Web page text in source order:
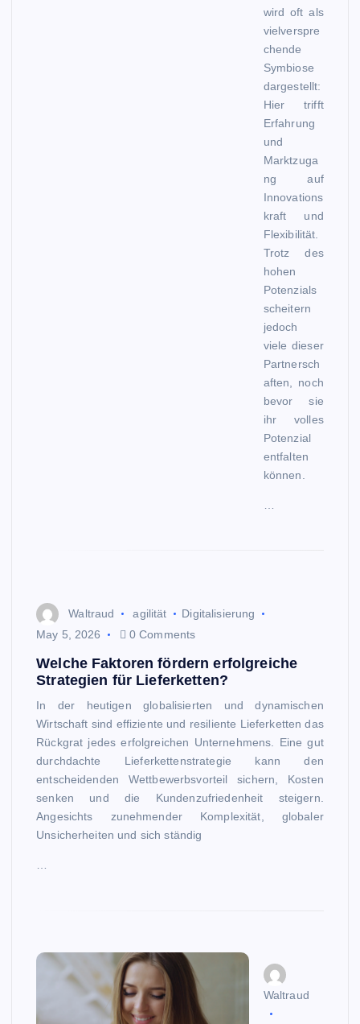
wird oft als
vielverspre
chende
Symbiose
dargestellt:
Hier trifft
Erfahrung
und
Marktzuga
ng auf
Innovations
kraft und
Flexibilität.
Trotz des
hohen
Potenzials
scheitern
jedoch
viele dieser
Partnersch
aften, noch
bevor sie
ihr volles
Potenzial
entfalten
können.
Waltraud agilität
Digitalisierung
May 5, 2026
0 Comments
Welche Faktoren fördern erfolgreiche
Strategien für Lieferketten?
In der heutigen globalisierten und dynamischen
Wirtschaft sind effiziente und resiliente Lieferketten das
Rückgrat jedes erfolgreichen Unternehmens. Eine gut
durchdachte Lieferkettenstrategie kann den
entscheidenden Wettbewerbsvorteil sichern, Kosten
senken und die Kundenzufriedenheit steigern.
Angesichts zunehmender Komplexität, globaler
Unsicherheiten und sich ständig
…
Waltraud